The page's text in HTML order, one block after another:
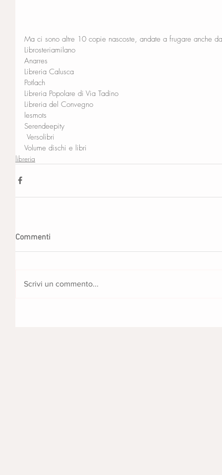
Ma ci sono altre 10 copie nascoste, andate a frugare anche
Librosteriamilano
Anarres
Libreria Calusca
Potlach
Libreria Popolare di Via Tadino
Libreria del Convegno
lesmots
Serendeepity
Versolibri
Volume dischi e libri
libreria
Commenti
Scrivi un commento...